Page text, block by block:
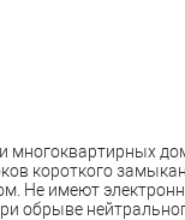
многоквартирных
короткого
Не имеют
обрыве